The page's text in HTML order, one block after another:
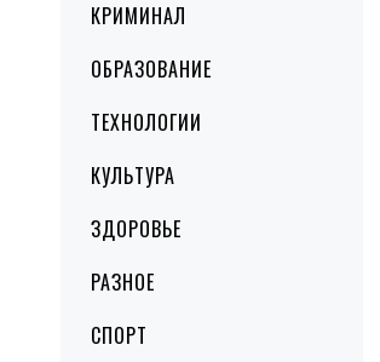
КРИМИНАЛ
ОБРАЗОВАНИЕ
ТЕХНОЛОГИИ
КУЛЬТУРА
ЗДОРОВЬЕ
РАЗНОЕ
СПОРТ